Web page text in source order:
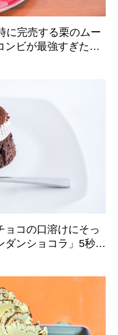
に完売する栗のムー
ンビが最強すぎた
ョコの口溶けにそっ
ダンショコラ」5秒の